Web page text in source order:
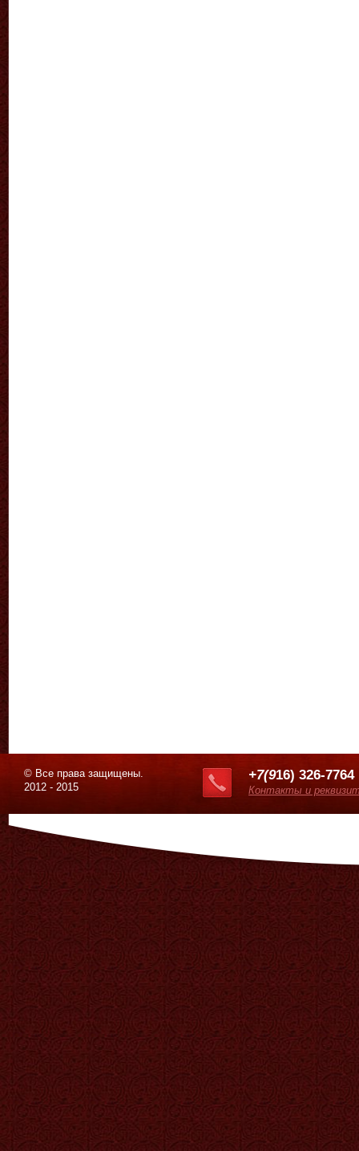
© Все права защищены.
2012 - 2015
+7(916) 326-7764
Контакты и